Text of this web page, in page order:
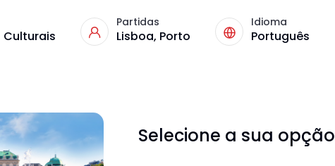
Partidas
Lisboa, Porto
Idioma
Português
Selecione a sua opção